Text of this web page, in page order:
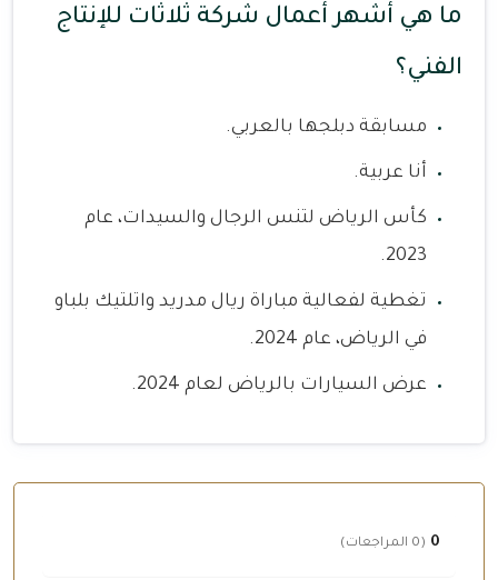
ما هي أشهر أعمال شركة ثلاثات للإنتاج
الفني؟
مسابقة دبلجها بالعربي.
أنا عربية.
كأس الرياض لتنس الرجال والسيدات، عام
2023.
تغطية لفعالية مباراة ريال مدريد واتلتيك بلباو
في الرياض، عام 2024.
عرض السيارات بالرياض لعام 2024.
0 (0 المراجعات)